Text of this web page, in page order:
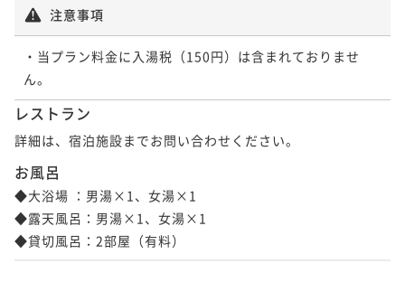
注意事項
・当プラン料金に入湯税（150円）は含まれておりませ
レストラン
詳細は、宿泊施設までお問い合わせください。
お風呂
◆大浴場 ：男湯×1、女湯×1
◆露天風呂：男湯×1、女湯×1
◆貸切風呂：2部屋（有料）